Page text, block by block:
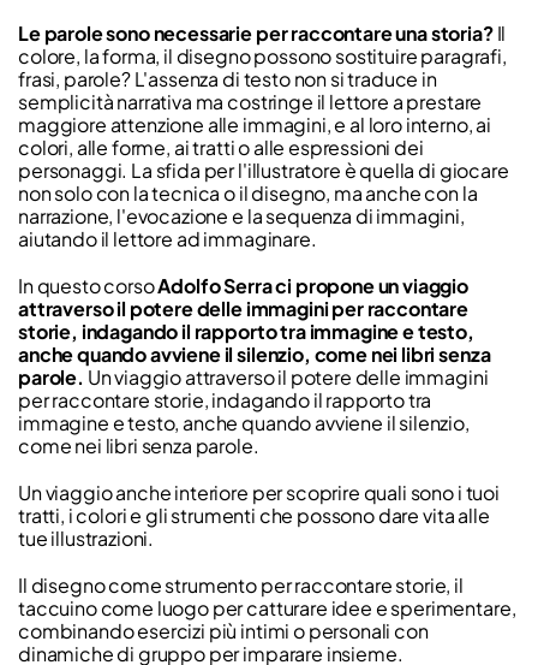
Le parole sono necessarie per raccontare una storia?Il
colore, la forma, il disegno possono sostituire paragrafi,
frasi, parole? L'assenza di testo non si traduce in
semplicità narrativa ma costringe il lettore a prestare
maggiore attenzione alle immagini, e al loro interno, ai
colori, alle forme, ai tratti o alle espressioni dei
personaggi. La sfida per l'illustratore è quella di giocare
non solo con la tecnica o il disegno, ma anche con la
narrazione, l'evocazione e la sequenza di immagini,
aiutando il lettore ad immaginare.
In questo corsoAdolfo Serra ci propone un viaggio
attraverso il potere delle immagini per raccontare
storie, indagando il rapporto tra immagine e testo,
anche quando avviene il silenzio, come nei libri senza
parole. Un viaggio attraverso il potere delle immagini
per raccontare storie, indagando il rapporto tra
immagine e testo, anche quando avviene il silenzio,
come nei libri senza parole.
Un viaggio anche interiore per scoprire quali sono i tuoi
tratti, i colori e gli strumenti che possono dare vita alle
tue illustrazioni.
Il disegno come strumento per raccontare storie, il
taccuino come luogo per catturare idee e sperimentare,
combinando esercizi più intimi o personali con
dinamiche di gruppo per imparare insieme.